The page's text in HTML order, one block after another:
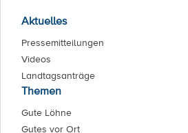
Aktuelles
Pressemitteilungen
Videos
Landtagsanträge
Themen
Gute Löhne
Gutes vor Ort